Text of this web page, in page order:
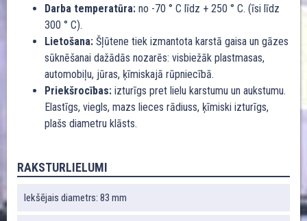
Darba temperatūra: no -70 ° C līdz + 250 ° C. (īsi līdz
300 ° C).
Lietošana: Šļūtene tiek izmantota karstā gaisa un gāzes
sūknēšanai dažādās nozarēs: visbiežāk plastmasas,
automobiļu, jūras, ķīmiskajā rūpniecībā.
Priekšrocības: izturīgs pret lielu karstumu un aukstumu.
Elastīgs, viegls, mazs lieces rādiuss, ķīmiski izturīgs,
plašs diametru klāsts.
RAKSTURLIELUMI
Iekšējais diametrs: 83 mm